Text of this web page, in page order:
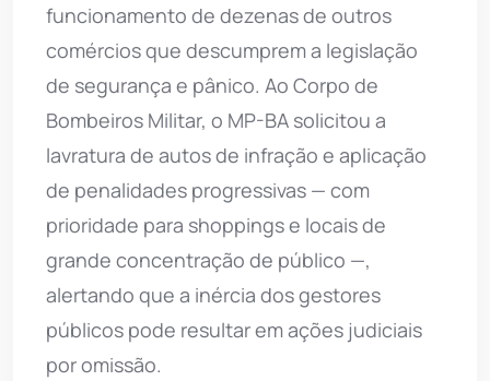
funcionamento de dezenas de outros
comércios que descumprem a legislação
de segurança e pânico. Ao Corpo de
Bombeiros Militar, o MP-BA solicitou a
lavratura de autos de infração e aplicação
de penalidades progressivas — com
prioridade para shoppings e locais de
grande concentração de público —,
alertando que a inércia dos gestores
públicos pode resultar em ações judiciais
por omissão.